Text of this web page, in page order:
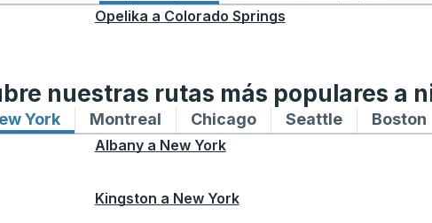
Opelika a Colorado Springs
nuestras rutas más populares a
YorkRutas de autobuses hacia y desde New York
Montreal Rutas de autobuses hacia y
ChicagoRutas de autobuses
SeattleRutas de
Boston
Albany a New York
Kingston a New York